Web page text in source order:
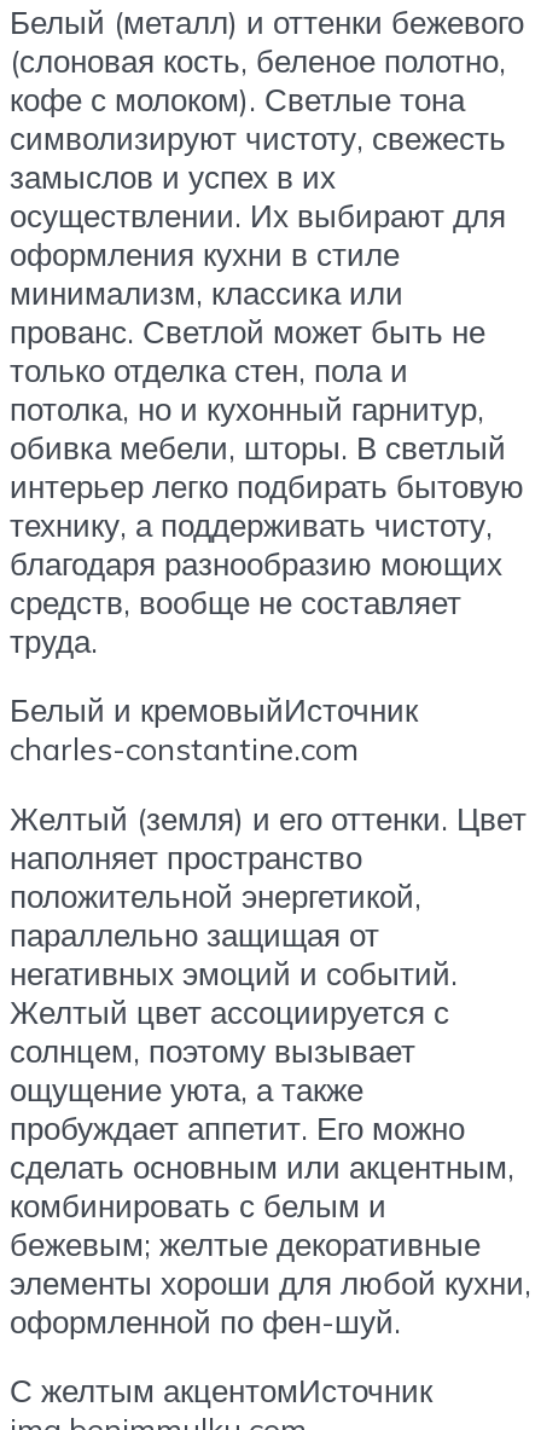
Белый (металл) и оттенки бежевого
(слоновая кость, беленое полотно,
кофе с молоком). Светлые тона
символизируют чистоту, свежесть
замыслов и успех в их
осуществлении. Их выбирают для
оформления кухни в стиле
минимализм, классика или
прованс. Светлой может быть не
только отделка стен, пола и
потолка, но и кухонный гарнитур,
обивка мебели, шторы. В светлый
интерьер легко подбирать бытовую
технику, а поддерживать чистоту,
благодаря разнообразию моющих
средств, вообще не составляет
труда.
Белый и кремовыйИсточник
charles-constantine.com
Желтый (земля) и его оттенки. Цвет
наполняет пространство
положительной энергетикой,
параллельно защищая от
негативных эмоций и событий.
Желтый цвет ассоциируется с
солнцем, поэтому вызывает
ощущение уюта, а также
пробуждает аппетит. Его можно
сделать основным или акцентным,
комбинировать с белым и
бежевым; желтые декоративные
элементы хороши для любой кухни,
оформленной по фен-шуй.
С желтым акцентомИсточник